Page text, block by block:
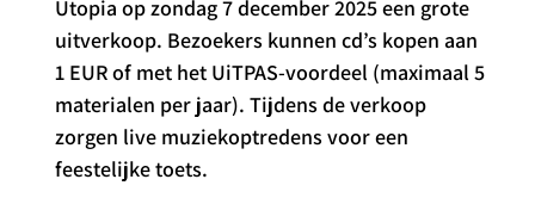
Utopia op zondag 7 december 2025 een grote
uitverkoop. Bezoekers kunnen cd’s kopen aan
1 EUR of met het UiTPAS-voordeel (maximaal 5
materialen per jaar). Tijdens de verkoop
zorgen live muziekoptredens voor een
feestelijke toets.